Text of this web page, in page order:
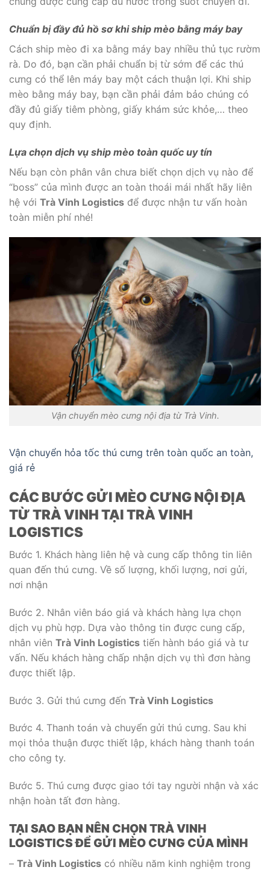
Chuẩn bị đầy đủ hồ sơ khi ship mèo bằng máy bay
Cách ship mèo đi xa bằng máy bay nhiều thủ tục rườm
rà. Do đó, bạn cần phải chuẩn bị từ sớm để các thú
cưng có thể lên máy bay một cách thuận lợi. Khi ship
mèo bằng máy bay, bạn cần phải đảm bảo chúng có
đầy đủ giấy tiêm phòng, giấy khám sức khỏe,… theo
quy định.
Lựa chọn dịch vụ ship mèo toàn quốc uy tín
Nếu bạn còn phân vân chưa biết chọn dịch vụ nào để
“boss” của mình được an toàn thoái mái nhất hãy liên
hệ với Trà Vinh Logistics để được nhận tư vấn hoàn
toàn miễn phí nhé!
Vận chuyển mèo cưng nội địa từ Trà Vinh.
Vận chuyển hỏa tốc thú cưng trên toàn quốc an toàn,
giá rẻ
CÁC BƯỚC GỬI MÈO CƯNG NỘI ĐỊA
TỪ TRÀ VINH TẠI TRÀ VINH
LOGISTICS
Bước 1. Khách hàng liên hệ và cung cấp thông tin liên
quan đến thú cưng. Về số lượng, khối lượng, nơi gửi,
nơi nhận
Bước 2. Nhân viên báo giá và khách hàng lựa chọn
dịch vụ phù hợp. Dựa vào thông tin được cung cấp,
nhân viên Trà Vinh Logistics tiến hành báo giá và tư
vấn. Nếu khách hàng chấp nhận dịch vụ thì đơn hàng
được thiết lập.
Bước 3. Gửi thú cưng đến Trà Vinh Logistics
Bước 4. Thanh toán và chuyển gửi thú cưng. Sau khi
mọi thỏa thuận được thiết lập, khách hàng thanh toán
cho công ty.
Bước 5. Thú cưng được giao tới tay người nhận và xác
nhận hoàn tất đơn hàng.
TẠI SAO BẠN NÊN CHỌN TRÀ VINH
LOGISTICS ĐỂ GỬI MÈO CƯNG CỦA MÌNH
– Trà Vinh Logistics có nhiều năm kinh nghiệm trong